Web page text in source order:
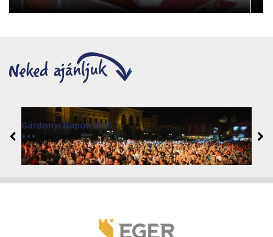
Márai Központ 2026
2026. június 19. - 2026. augusztus 28.
Márai Központ, Eger 3300, Szépasszony-völgy 35.